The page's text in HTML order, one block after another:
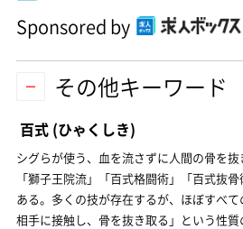
Sponsored by
その他キーワード
百式 (ひゃくしき)
シグらが使う、血を流さずに人間の骨を抜
「獅子王院流」「百式格闘術」「百式抜
ある。多くの技が存在するが、ほぼすべ
相手に接触し、骨を抜き取る」という性